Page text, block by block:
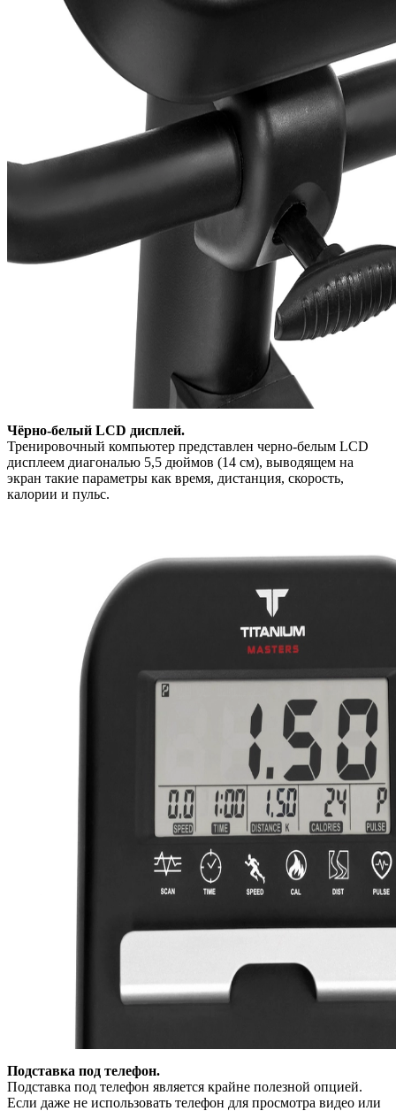
Чёрно-белый LCD дисплей.
Тренировочный компьютер представлен черно-белым LCD
дисплеем диагональю 5,5 дюймов (14 см), выводящем на
экран такие параметры как время, дистанция, скорость,
калории и пульс.
Подставка под телефон.
Подставка под телефон является крайне полезной опцией.
Если даже не использовать телефон для просмотра видео или